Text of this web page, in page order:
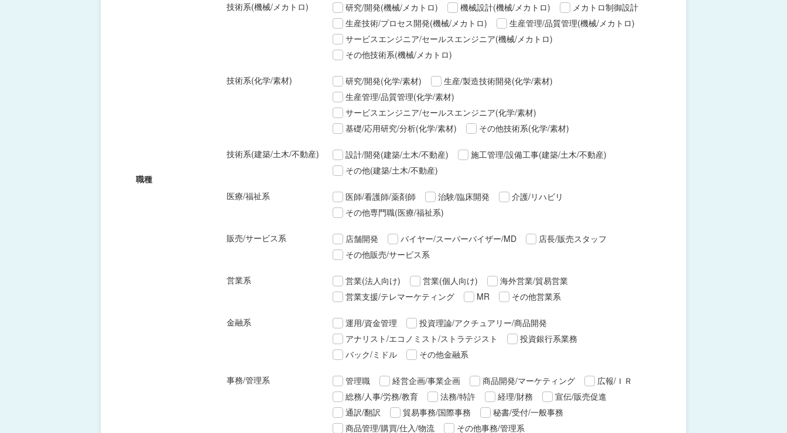
職種
技術系(機械/メカトロ) 研究/開発(機械/メカトロ) 機械設計(機械/メカトロ)
メカトロ制御設計
生産技術/プロセス開発(機械/メカトロ)
生産管理/品質管理(機械/メカトロ)
サービスエンジニア/セールスエンジニア(機械/メカトロ)
その他技術系(機械/メカトロ)
技術系(化学/素材) 研究/開発(化学/素材)
生産/製造技術開発(化学/素材)
生産管理/品質管理(化学/素材)
サービスエンジニア/セールスエンジニア(化学/素材)
基礎/応用研究/分析(化学/素材)
その他技術系(化学/素材)
技術系(建築/土木/不動産) 設計/開発(建築/土木/不動産)
施工管理/設備工事(建築/土木/不動産)
その他(建築/土木/不動産)
医療/福祉系 医師/看護師/薬剤師 治験/臨床開発
介護/リハビリ
その他専門職(医療/福祉系)
販売/サービス系 店舗開発 バイヤー/スーパーバイザー/MD
店長/販売スタッフ
その他販売/サービス系
営業系 営業(法人向け) 営業(個人向け)
海外営業/貿易営業
営業支援/テレマーケティング
MR その他営業系
金融系 運用/資金管理
投資理論/アクチュアリー/商品開発
アナリスト/エコノミスト/ストラテジスト
投資銀行系業務
バック/ミドル
その他金融系
事務/管理系 管理職 経営企画/事業企画 商品開発/マーケティング
広報/ＩＲ
総務/人事/労務/教育
法務/特許 経理/財務
宣伝/販売促進
通訳/翻訳
貿易事務/国際事務
秘書/受付/一般事務
商品管理/購買/仕入/物流
その他事務/管理系